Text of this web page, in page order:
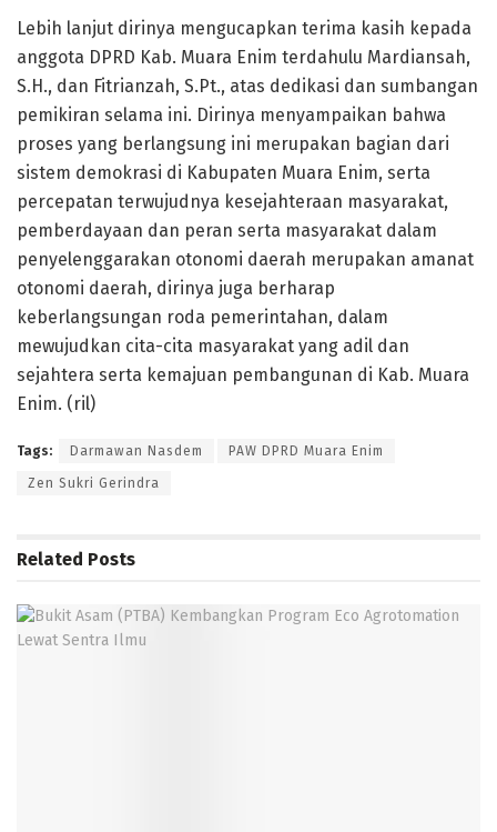
Lebih lanjut dirinya mengucapkan terima kasih kepada
anggota DPRD Kab. Muara Enim terdahulu Mardiansah,
S.H., dan Fitrianzah, S.Pt., atas dedikasi dan sumbangan
pemikiran selama ini. Dirinya menyampaikan bahwa
proses yang berlangsung ini merupakan bagian dari
sistem demokrasi di Kabupaten Muara Enim, serta
percepatan terwujudnya kesejahteraan masyarakat,
pemberdayaan dan peran serta masyarakat dalam
penyelenggarakan otonomi daerah merupakan amanat
otonomi daerah, dirinya juga berharap
keberlangsungan roda pemerintahan, dalam
mewujudkan cita-cita masyarakat yang adil dan
sejahtera serta kemajuan pembangunan di Kab. Muara
Enim. (ril)
Tags: Darmawan Nasdem PAW DPRD Muara Enim
Zen Sukri Gerindra
Related Posts